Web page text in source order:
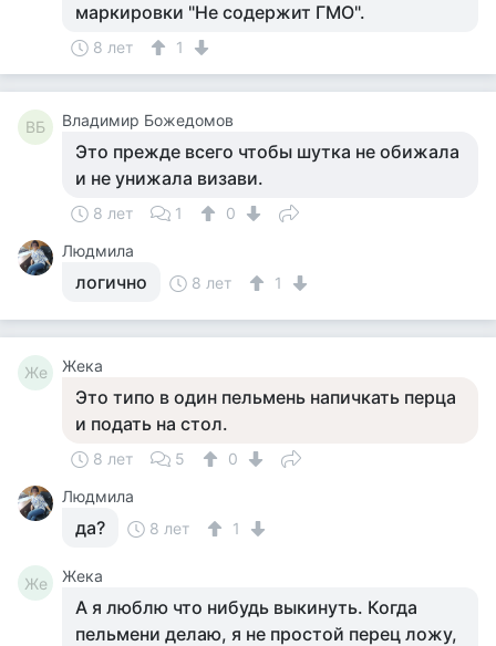
маркировки "Не содержит ГМО".
8 лет 1
ВБ Владимир Божедомов
Это прежде всего чтобы шутка не обижала
и не унижала визави.
8 лет 1
0
Людмила
логично 8 лет 1
Же Жека
Это типо в один пельмень напичкать перца
и подать на стол.
8 лет 5
0
Людмила
да? 8 лет 1
Же Жека
А я люблю что нибудь выкинуть. Когда
пельмени делаю, я не простой перец ложу,